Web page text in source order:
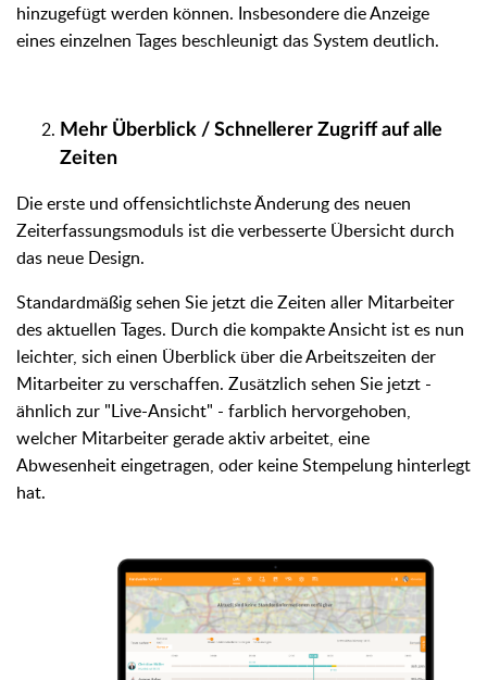
hinzugefügt werden können. Insbesondere die Anzeige
eines einzelnen Tages beschleunigt das System deutlich.
Mehr Überblick / Schnellerer Zugriff auf alle
Zeiten
Die erste und offensichtlichste Änderung des neuen
Zeiterfassungsmoduls ist die verbesserte Übersicht durch
das neue Design.
Standardmäßig sehen Sie jetzt die Zeiten aller Mitarbeiter
des aktuellen Tages. Durch die kompakte Ansicht ist es nun
leichter, sich einen Überblick über die Arbeitszeiten der
Mitarbeiter zu verschaffen. Zusätzlich sehen Sie jetzt -
ähnlich zur "Live-Ansicht" - farblich hervorgehoben,
welcher Mitarbeiter gerade aktiv arbeitet, eine
Abwesenheit eingetragen, oder keine Stempelung hinterlegt
hat.